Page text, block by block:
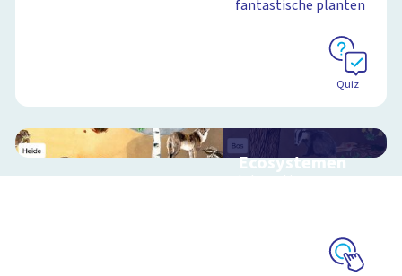
fantastische planten
Quiz
Ecosystemen
Interactieve